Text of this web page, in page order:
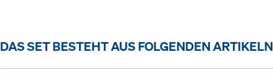
DAS SET BESTEHT AUS FOLGENDEN ARTIKELN